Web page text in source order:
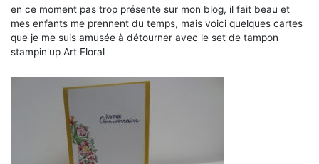
en ce moment pas trop présente sur mon blog, il fait beau et
mes enfants me prennent du temps, mais voici quelques cartes
que je me suis amusée à détourner avec le set de tampon
stampin'up Art Floral